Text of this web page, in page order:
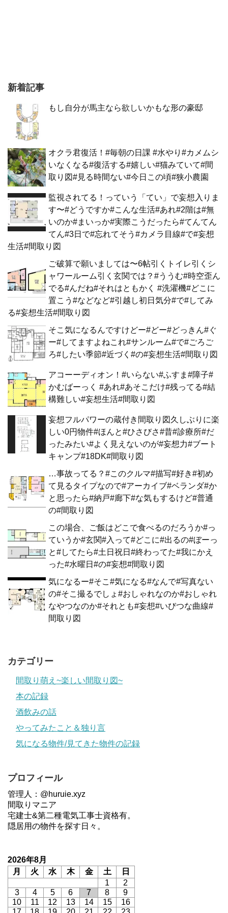
新着記事
もし自分が馬主なら欲しいかもな形の豪邸
オクラ君復活！#毎朝の日課 #水やり#カメムシ
いなくなる#復活する#嬉しい#猫みていて#間
取り図#見る時間ない#今日この頃#狭小農園
監視されてる！っていう「てい」で妄想入りま
す〜#どうですか#こんな生活#あれ#2階は#無
いのか#まいっか#実際こうだったら#てんてん
てん#3日で#忘れてそう#カメラ目線#で#妄想
生活#間取り図
ご破算で願いましては〜6帖引くトイレ引くシ
ャワールーム引く玄関では？#ううむ#時空歪ん
でる#んだね#それはともかく #洗濯機#どこに
置こう#などなど#引越し初日気分#で#してみ
る#妄想生活#間取り図
そこ気になるんですけどー#どー#どっきん#ぐ
ー#してますよねこれ#サンルーム#で#ごろご
ろ#したい季節#近づく#の#妄想生活#間取り図
アコーーディオン！#いらない#ふすま#障子#
かむばーっく #あれ#あそこだけ#残ってる#結
構難しい#妄想生活#間取り図
妄想フルパワーの蔵付き間取り図久しぶりに楽
しい0円物件#ほんと#ひさびさ#昔#診療所#だ
ったみたい#よく見えないのが#妄想力#ブート
キャンプ#18DK#間取り図
…事故ってる？#このクルマ#描写#好き#初め
て見るタイプなので#アーカイブ#ベランダ#か
と思ったら#納戸#廊下#な気もするけど#普通
の#間取り図
この場合、ご飯はどこで食べるのだろうか#っ
ていうか#玄関#入って#どこに#出るの#ぼーっ
と#してたら#土日祝日#終わってた#我にかえ
った#水曜日#の#妄想#間取り図
気になるー#そこ#気になる#なんで#写真ない
の#そこ撮るでしょ#おしゃれなのか#おしゃれ
なやつなのか#それとも#妄想#いびつな曲線#
間取り図
カテゴリー
間取り萌え~楽しい間取り図~
本の記録
酒飲みの話
やってみたこと＆独り言
気になる物件/見てきた物件の記録
プロフィール
管理人：@huruie.xyz
間取りマニア
宅建士&第二種電気工事士資格有。
隠居用の物件を探す日々。
2026年8月
月
火 水 木 金 土
日
1
2
3
4 5 6 7 8
9
10
11 12 13 14 15
16